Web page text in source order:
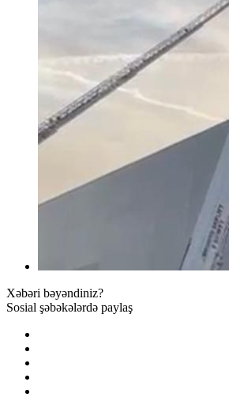
Xəbəri bəyəndiniz?
Sosial şəbəkələrdə paylaş